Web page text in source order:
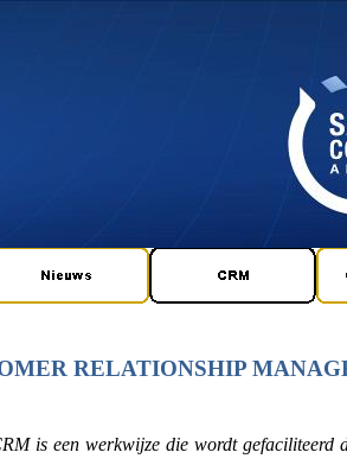
RELATIONSHIP
een werkwijze die wordt gefaciliteerd